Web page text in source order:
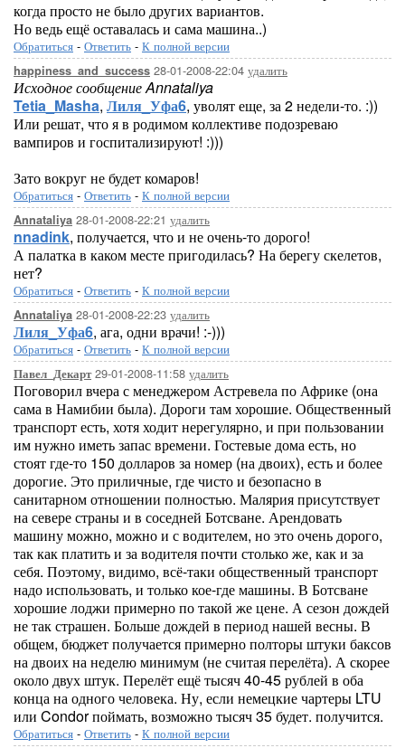
когда просто не было других вариантов.
Но ведь ещё оставалась и сама машина..)
Обратиться - Ответить - К полной версии
happiness_and_success 28-01-2008-22:04 удалить
Исходное сообщение Annataliya
Tetia_Masha, Лиля_Уфа6, уволят еще, за 2 недели-то. :))
Или решат, что я в родимом коллективе подозреваю
вампиров и госпитализируют! :)))
Зато вокруг не будет комаров!
Обратиться - Ответить - К полной версии
Annataliya 28-01-2008-22:21 удалить
nnadink, получается, что и не очень-то дорого!
А палатка в каком месте пригодилась? На берегу скелетов,
нет?
Обратиться - Ответить - К полной версии
Annataliya 28-01-2008-22:23 удалить
Лиля_Уфа6, ага, одни врачи! :-)))
Обратиться - Ответить - К полной версии
Павел_Декарт29-01-2008-11:58 удалить
Поговорил вчера с менеджером Астревела по Африке (она
сама в Намибии была). Дороги там хорошие. Общественный
транспорт есть, хотя ходит нерегулярно, и при пользовании
им нужно иметь запас времени. Гостевые дома есть, но
стоят где-то 150 долларов за номер (на двоих), есть и более
дорогие. Это приличные, где чисто и безопасно в
санитарном отношении полностью. Малярия присутствует
на севере страны и в соседней Ботсване. Арендовать
машину можно, можно и с водителем, но это очень дорого,
так как платить и за водителя почти столько же, как и за
себя. Поэтому, видимо, всё-таки общественный транспорт
надо использовать, и только кое-где машины. В Ботсване
хорошие лоджи примерно по такой же цене. А сезон дождей
не так страшен. Больше дождей в период нашей весны. В
общем, бюджет получается примерно полторы штуки баксов
на двоих на неделю минимум (не считая перелёта). А скорее
около двух штук. Перелёт ещё тысяч 40-45 рублей в оба
конца на одного человека. Ну, если немецкие чартеры LTU
или Condor поймать, возможно тысяч 35 будет. получится.
Обратиться - Ответить - К полной версии